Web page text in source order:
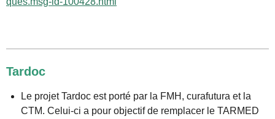
Tardoc
Le projet Tardoc est porté par la FMH, curafutura et la
CTM. Celui-ci a pour objectif de remplacer le TARMED